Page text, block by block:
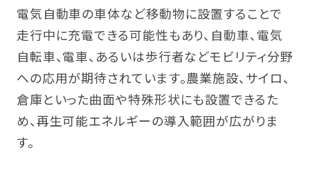
電気自動車の車体など移動物に設置することで
走行中に充電できる可能性もあり、自動車、電気
自転車、電車、あるいは歩行者などモビリティ分野
への応用が期待されています。農業施設、サイロ、
倉庫といった曲面や特殊形状にも設置できるた
め、再生可能エネルギーの導入範囲が広がりま
す。